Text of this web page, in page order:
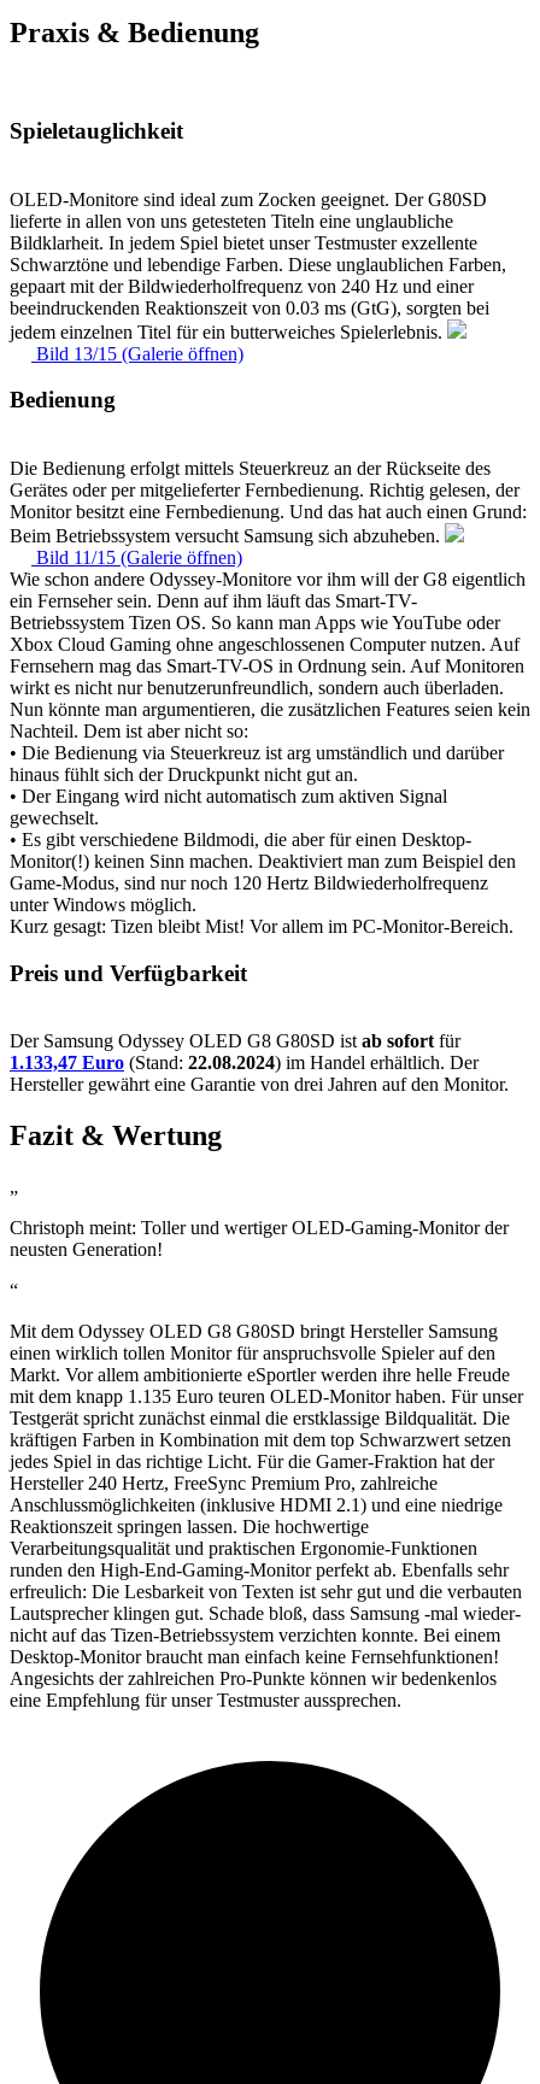
Praxis & Bedienung
Spieletauglichkeit
OLED-Monitore sind ideal zum Zocken geeignet. Der G80SD
lieferte in allen von uns getesteten Titeln eine unglaubliche
Bildklarheit. In jedem Spiel bietet unser Testmuster exzellente
Schwarztöne und lebendige Farben. Diese unglaublichen Farben,
gepaart mit der Bildwiederholfrequenz von 240 Hz und einer
beeindruckenden Reaktionszeit von 0.03 ms (GtG), sorgten bei
jedem einzelnen Titel für ein butterweiches Spielerlebnis.
Bild 13/15 (Galerie öffnen)
Bedienung
Die Bedienung erfolgt mittels Steuerkreuz an der Rückseite des
Gerätes oder per mitgelieferter Fernbedienung. Richtig gelesen, der
Monitor besitzt eine Fernbedienung. Und das hat auch einen Grund:
Beim Betriebssystem versucht Samsung sich abzuheben.
Bild 11/15 (Galerie öffnen)
Wie schon andere Odyssey-Monitore vor ihm will der G8 eigentlich
ein Fernseher sein. Denn auf ihm läuft das Smart-TV-
Betriebssystem Tizen OS. So kann man Apps wie YouTube oder
Xbox Cloud Gaming ohne angeschlossenen Computer nutzen. Auf
Fernsehern mag das Smart-TV-OS in Ordnung sein. Auf Monitoren
wirkt es nicht nur benutzerunfreundlich, sondern auch überladen.
Nun könnte man argumentieren, die zusätzlichen Features seien kein
Nachteil. Dem ist aber nicht so:
• Die Bedienung via Steuerkreuz ist arg umständlich und darüber
hinaus fühlt sich der Druckpunkt nicht gut an.
• Der Eingang wird nicht automatisch zum aktiven Signal
gewechselt.
• Es gibt verschiedene Bildmodi, die aber für einen Desktop-
Monitor(!) keinen Sinn machen. Deaktiviert man zum Beispiel den
Game-Modus, sind nur noch 120 Hertz Bildwiederholfrequenz
unter Windows möglich.
Kurz gesagt: Tizen bleibt Mist! Vor allem im PC-Monitor-Bereich.
Preis und Verfügbarkeit
Der Samsung Odyssey OLED G8 G80SD istab sofortfür
1.133,47 Euro (Stand: 22.08.2024) im Handel erhältlich. Der
Hersteller gewährt eine Garantie von drei Jahren auf den Monitor.
Fazit & Wertung
„
Christoph meint: Toller und wertiger OLED-Gaming-Monitor der
neusten Generation!
“
Mit dem Odyssey OLED G8 G80SD bringt Hersteller Samsung
einen wirklich tollen Monitor für anspruchsvolle Spieler auf den
Markt. Vor allem ambitionierte eSportler werden ihre helle Freude
mit dem knapp 1.135 Euro teuren OLED-Monitor haben. Für unser
Testgerät spricht zunächst einmal die erstklassige Bildqualität. Die
kräftigen Farben in Kombination mit dem top Schwarzwert setzen
jedes Spiel in das richtige Licht. Für die Gamer-Fraktion hat der
Hersteller 240 Hertz, FreeSync Premium Pro, zahlreiche
Anschlussmöglichkeiten (inklusive HDMI 2.1) und eine niedrige
Reaktionszeit springen lassen. Die hochwertige
Verarbeitungsqualität und praktischen Ergonomie-Funktionen
runden den High-End-Gaming-Monitor perfekt ab. Ebenfalls sehr
erfreulich: Die Lesbarkeit von Texten ist sehr gut und die verbauten
Lautsprecher klingen gut. Schade bloß, dass Samsung -mal wieder-
nicht auf das Tizen-Betriebssystem verzichten konnte. Bei einem
Desktop-Monitor braucht man einfach keine Fernsehfunktionen!
Angesichts der zahlreichen Pro-Punkte können wir bedenkenlos
eine Empfehlung für unser Testmuster aussprechen.